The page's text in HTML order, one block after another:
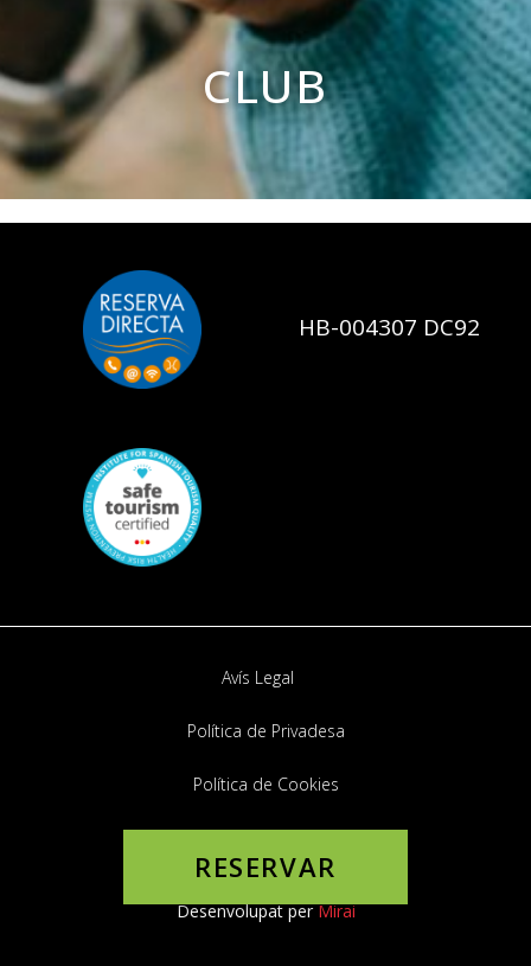
RESERVAR
CLUB
HB-004307 DC92
Avís Legal
Política de Privadesa
Política de Cookies
Motor de reserva
Desenvolupat perMirai